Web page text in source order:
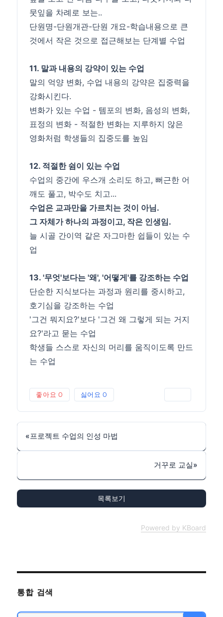
뭇잎을 차례로 보는..
단원명-단원개관-단원 개요-학습내용으로 큰
것에서 작은 것으로 접근해보는 단계별 수업
11. 말과 내용의 강약이 있는 수업
말의 억양 변화, 수업 내용의 강약은 집중력을
강화시킨다.
변화가 있는 수업 - 템포의 변화, 음성의 변화,
표정의 변화 - 적절한 변화는 지루하지 않은
영화처럼 학생들의 집중도를 높임
12. 적절한 쉼이 있는 수업
수업의 중간에 우스개 소리도 하고, 뻐근한 어
깨도 풀고, 박수도 치고...
수업은 교과만을 가르치는 것이 아님.
그 자체가 하나의 과정이고, 작은 인생임.
늘 시골 간이역 같은 자그마한 쉽들이 있는 수
업
13. '무엇'보다는 '왜', '어떻게'를 강조하는 수업
단순한 지식보다는 과정과 원리를 중시하고,
호기심을 강조하는 수업
'그건 뭐지요?'보다 '그건 왜 그렇게 되는 거지
요?'라고 묻는 수업
학생들 스스로 자신의 머리를 움직이도록 만드
는 수업
좋아요 0 싫어요 0
«프로젝트 수업의 인성 마법
거꾸로 교실»
목록보기
Powered by KBoard
통합 검색